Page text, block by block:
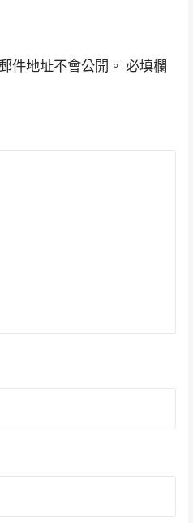
件地址不會公開。 必填欄